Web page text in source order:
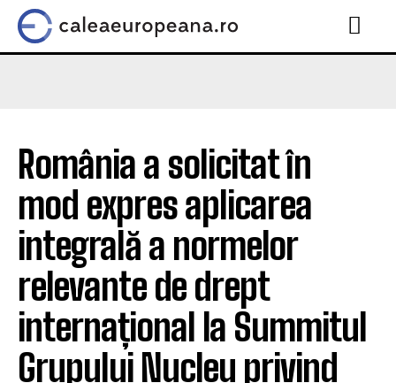
România a solicitat în
mod expres aplicarea
integrală a normelor
relevante de drept
internațional la Summitul
Grupului Nucleu privind